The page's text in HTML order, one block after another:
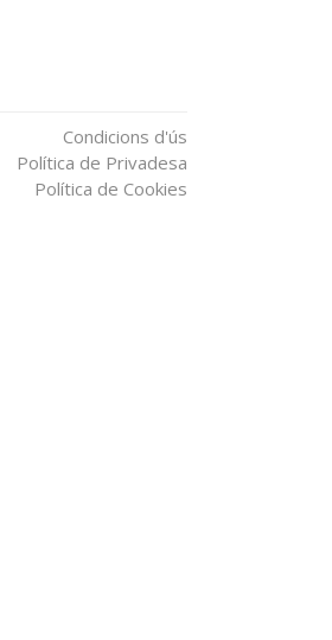
Condicions d'ús
Política de Privadesa
Política de Cookies